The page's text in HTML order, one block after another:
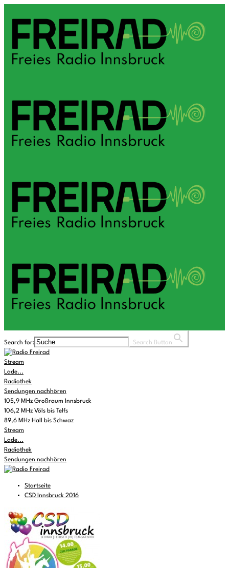
Search for: Search Button
Stream
Lade...
Radiothek
Sendungen nachhören
105,9 MHz Großraum Innsbruck
106,2 MHz Völs bis Telfs
89,6 MHz Hall bis Schwaz
Stream
Lade...
Radiothek
Sendungen nachhören
Startseite
CSD Innsbruck 2016